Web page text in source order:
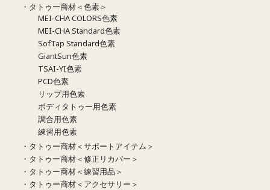
・タトゥー商材＜色素＞
MEI-CHA COLORS色素
MEI-CHA Standard色素
SofTap Standard色素
GiantSun色素
TSAI-YI色素
PCD色素
リップ用色素
ボディタトゥー用色素
調合用色素
練習用色素
・タトゥー商材＜サポートアイテム＞
・タトゥー商材＜修正リカバー＞
・タトゥー商材＜練習用品＞
・タトゥー商材＜アクセサリー＞